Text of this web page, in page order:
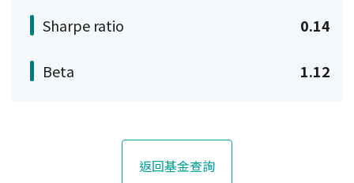
Sharpe ratio 0.14
Beta 1.12
返回基金查詢